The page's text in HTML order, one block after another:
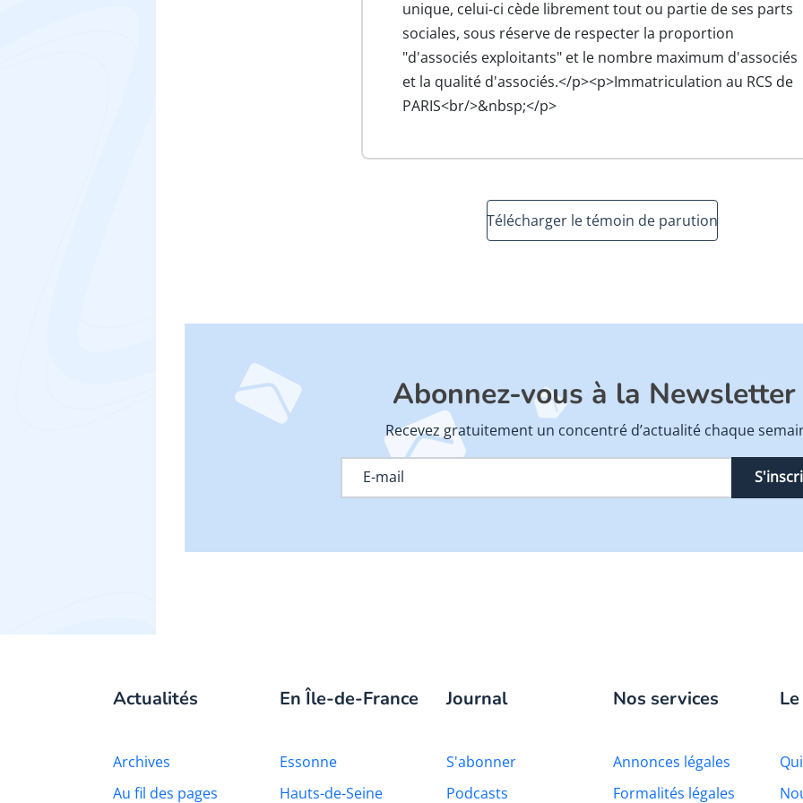
unique, celui-ci cède librement tout ou partie de ses parts
sociales, sous réserve de respecter la proportion
"d'associés exploitants" et le nombre maximum d'associés
et la qualité d'associés.</p><p>Immatriculation au RCS de
PARIS<br/>&nbsp;</p>
Télécharger le témoin de parution
Abonnez-vous à la Newsletter
Recevez gratuitement un concentré d’actualité chaque
Actualités
Archives
Au fil des pages
En Île-de-France
Essonne
Hauts-de-Seine
Journal
S'abonner
Podcasts
Nos services
Annonces légales
Formalités légales